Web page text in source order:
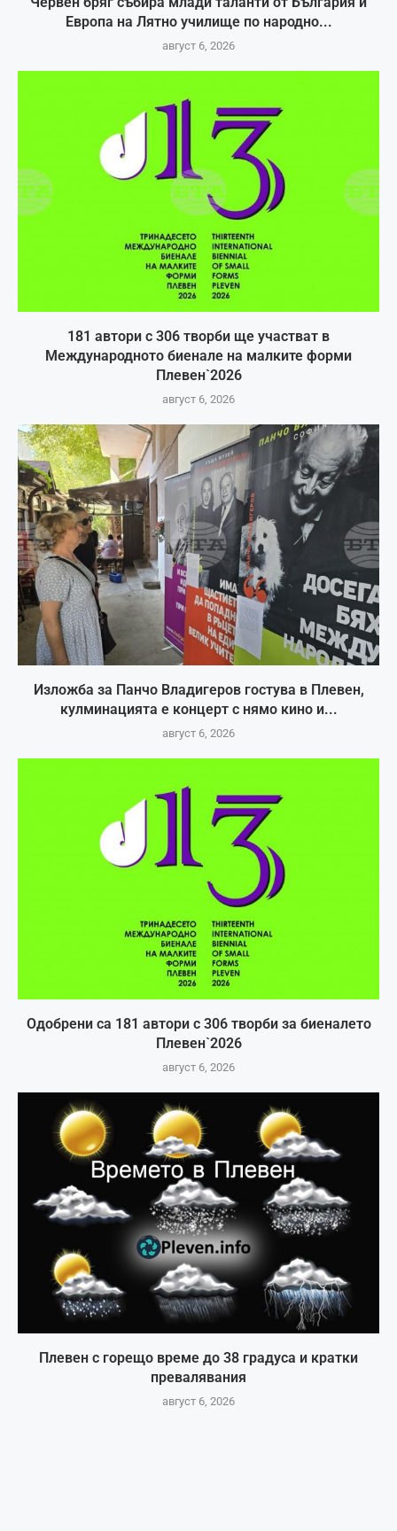
Европа на Лятно училище по народно...
август 6, 2026
181 автори с 306 творби ще участват в
Международното биенале на малките форми
Плевен`2026
август 6, 2026
Изложба за Панчо Владигеров гостува в Плевен,
кулминацията е концерт с нямо кино и...
август 6, 2026
Одобрени са 181 автори с 306 творби за биеналето
Плевен`2026
август 6, 2026
Плевен с горещо време до 38 градуса и кратки
превалявания
август 6, 2026